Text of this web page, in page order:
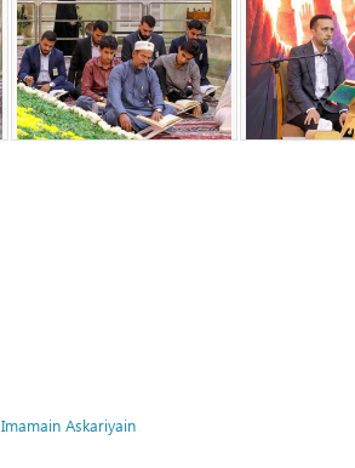
Imamain Askariyain